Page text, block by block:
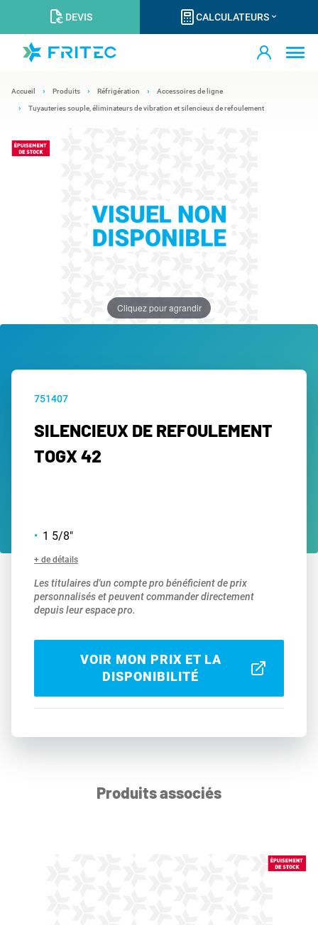
DEVIS CALCULATEURS
Accueil Produits Réfrigération Accessoires de ligne
Tuyauteries souple, éliminateurs de vibration et silencieux de refoulement
Cliquez pour agrandir
751407
SILENCIEUX DE REFOULEMENT
TOGX 42
1 5/8"
+ de détails
Les titulaires d'un compte pro bénéficient de prix
personnalisés et peuvent commander directement
depuis leur espace pro.
VOIR MON PRIX ET LA
DISPONIBILITÉ
Produits associés